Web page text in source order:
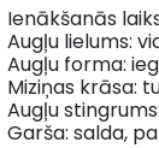
Ienākšanās
Augļu lielums:
Augļu forma:
Miziņas krāsa:
Augļu
Garša: salda,